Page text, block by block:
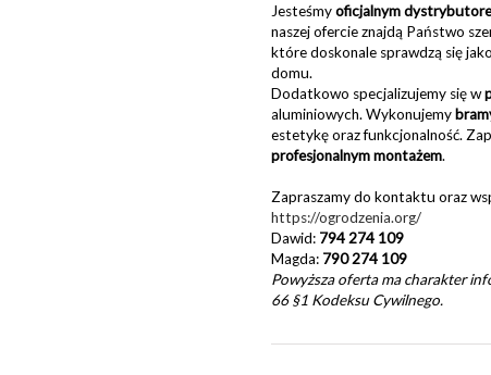
Jesteśmyoficjalnym
naszej ofercie znajdą Państwo
które doskonale sprawdzą się
domu.
Dodatkowo specjalizujemy się w
aluminiowych. Wykonujemy
estetykę oraz funkcjonalność.
profesjonalnym montażem.
Zapraszamy do kontaktu oraz
https://ogrodzenia.org/
Dawid: 794 274 109
Magda: 790 274 109
Powyższa oferta ma charakter
66 §1 Kodeksu Cywilnego.